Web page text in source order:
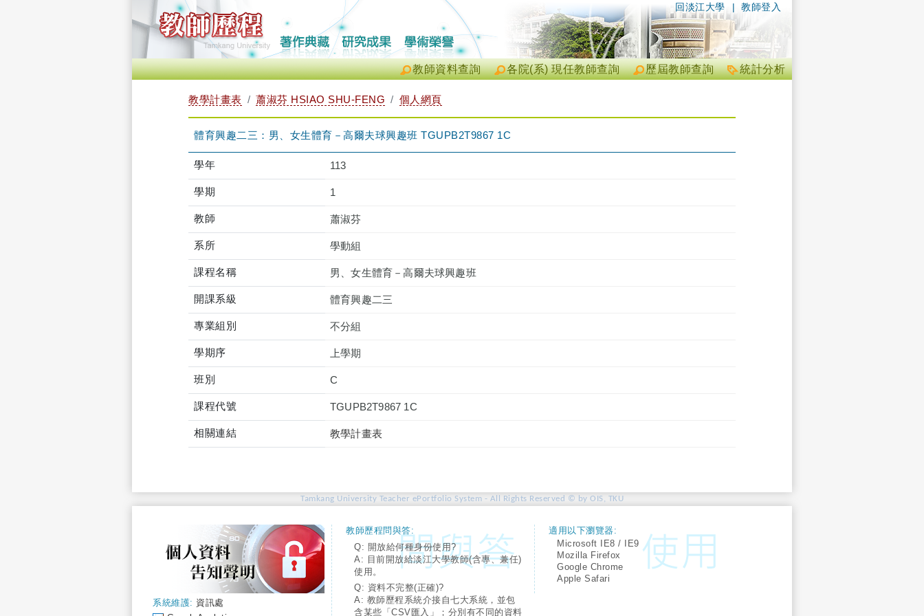
| 教師登入
回淡江大學
統計分析
歷屆教師查詢
各院(系) 現任教師查詢
教師資料查詢
教學計畫表 蕭淑芬 HSIAO SHU-FENG 個人網頁
體育興趣二三：男、女生體育－高爾夫球興趣班 TGUPB2T9867 1C
學年 113
學期 1
教師 蕭淑芬
系所 學動組
課程名稱 男、女生體育－高爾夫球興趣班
開課系級 體育興趣二三
專業組別 不分組
學期序 上學期
班別 C
課程代號 TGUPB2T9867 1C
相關連結 教學計畫表
Tamkang University Teacher ePortfolio System - All Rights Reserved © by OIS, TKU
系統維護: 資訊處
教師歷程問與答:
Q: 開放給何種身份使用?
A: 目前開放給淡江大學教師(含專、兼任)
使用。
Q: 資料不完整(正確)?
A: 教師歷程系統介接自七大系統，並包
含某些「CSV匯入」；分別有不同的資料
適用以下瀏覽器:
Microsoft IE8 / IE9
Mozilla Firefox
Google Chrome
Apple Safari